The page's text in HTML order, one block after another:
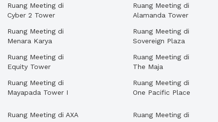
Ruang Meeting di
Cyber 2 Tower
Ruang Meeting di
Menara Karya
Ruang Meeting di
Equity Tower
Ruang Meeting di
Mayapada Tower I
Ruang Meeting di
Alamanda Tower
Ruang Meeting di
Sovereign Plaza
Ruang Meeting di
The Maja
Ruang Meeting di
One Pacific Place
Ruang Meeting di AXA
Ruang Meeting di